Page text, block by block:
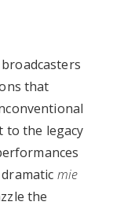
that
to the legacy
mie
the